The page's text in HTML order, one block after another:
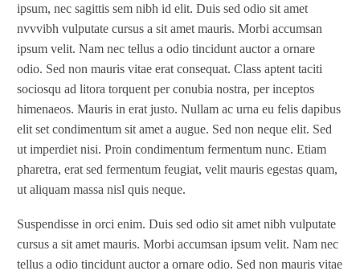
ipsum, nec sagittis sem nibh id elit. Duis sed odio sit amet
nvvvibh vulputate cursus a sit amet mauris. Morbi accumsan
ipsum velit. Nam nec tellus a odio tincidunt auctor a ornare
odio. Sed non mauris vitae erat consequat. Class aptent taciti
sociosqu ad litora torquent per conubia nostra, per inceptos
himenaeos. Mauris in erat justo. Nullam ac urna eu felis dapibus
elit set condimentum sit amet a augue. Sed non neque elit. Sed
ut imperdiet nisi. Proin condimentum fermentum nunc. Etiam
pharetra, erat sed fermentum feugiat, velit mauris egestas quam,
ut aliquam massa nisl quis neque.
Suspendisse in orci enim. Duis sed odio sit amet nibh vulputate
cursus a sit amet mauris. Morbi accumsan ipsum velit. Nam nec
tellus a odio tincidunt auctor a ornare odio. Sed non mauris vitae